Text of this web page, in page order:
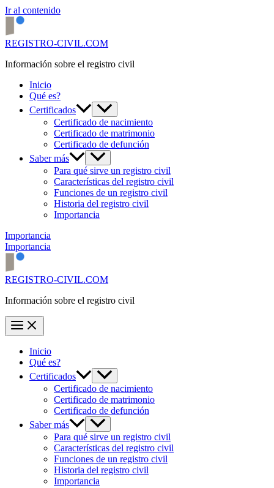
Ir al contenido
REGISTRO-CIVIL.COM
Información sobre el registro civil
Inicio
Qué es?
Certificados
Certificado de nacimiento
Certificado de matrimonio
Certificado de defunción
Saber más
Para qué sirve un registro civil
Características del registro civil
Funciones de un registro civil
Historia del registro civil
Importancia
Importancia
Importancia
REGISTRO-CIVIL.COM
Información sobre el registro civil
Inicio
Qué es?
Certificados
Certificado de nacimiento
Certificado de matrimonio
Certificado de defunción
Saber más
Para qué sirve un registro civil
Características del registro civil
Funciones de un registro civil
Historia del registro civil
Importancia